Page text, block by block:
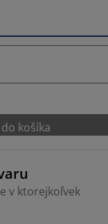
košíka
v ktorejkoľvek